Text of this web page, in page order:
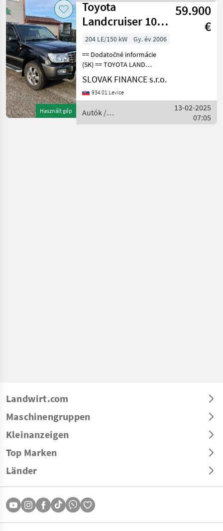
Toyota
Használt gép
Toyota
Landcruiser 100
VIN 495
59.900
€
204 LE/150 kW
Gy. év 2006
== Dodatočné informácie
(SK) == TOYOTA LAND
CRUISER 100 4, 2 TD 4WD,
r.v. 12/2006, 95000 km, 4x4,
automat, redukcia,
sedenie, automatick
SLOVAK FINANCE s.r.o.
934 01 Levice
Autók /
Motorkerékpárok /
13-02-2025
07:05
Landwirt.com
Maschinengruppen
Kleinanzeigen
Top Marken
Länder